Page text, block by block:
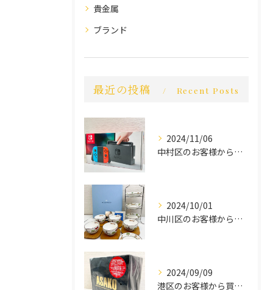
貴金属
ブランド
最近の投稿 Recent Posts
2024/11/06
中村区のお客様から買取させていただきました。
2024/10/01
中川区のお客様から買取させていただきました。
2024/09/09
港区のお客様から買取させていただきました。